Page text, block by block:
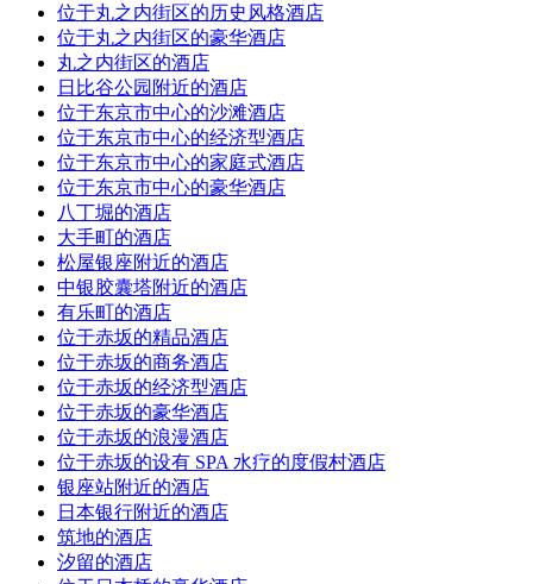
位于丸之内街区的历史风格酒店
位于丸之内街区的豪华酒店
丸之内街区的酒店
日比谷公园附近的酒店
位于东京市中心的沙滩酒店
位于东京市中心的经济型酒店
位于东京市中心的家庭式酒店
位于东京市中心的豪华酒店
八丁堀的酒店
大手町的酒店
松屋银座附近的酒店
中银胶囊塔附近的酒店
有乐町的酒店
位于赤坂的精品酒店
位于赤坂的商务酒店
位于赤坂的经济型酒店
位于赤坂的豪华酒店
位于赤坂的浪漫酒店
位于赤坂的设有 SPA 水疗的度假村酒店
银座站附近的酒店
日本银行附近的酒店
筑地的酒店
汐留的酒店